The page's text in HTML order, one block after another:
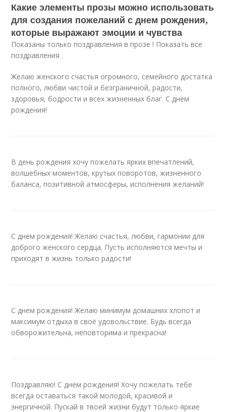
Какие элементы прозы можно использовать
для создания пожеланий с днем рождения,
которые выражают эмоции и чувства
Показаны только поздравления в прозе ! Показать все
поздравления .
Желаю женского счастья огромного, семейного достатка
полного, любви чистой и безграничной, радости,
здоровья, бодрости и всех жизненных благ. С днем
рождения!
В день рождения хочу пожелать ярких впечатлений,
волшебных моментов, крутых поворотов, жизненного
баланса, позитивной атмосферы, исполнения желаний!
С днем рождения! Желаю счастья, любви, гармонии для
доброго женского сердца. Пусть исполняются мечты и
приходят в жизнь только радости!
С днем рождения! Желаю минимум домашних хлопот и
максимум отдыха в своё удовольствие. Будь всегда
обворожительна, неповторима и прекрасна!
Поздравляю! С днем рождения! Хочу пожелать тебе
всегда оставаться такой молодой, красивой и
энергичной. Пускай в твоей жизни будут только яркие